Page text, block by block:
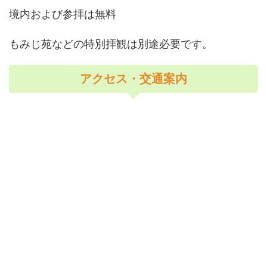
境内および参拝は無料
もみじ苑などの特別拝観は別途必要です。
アクセス・交通案内